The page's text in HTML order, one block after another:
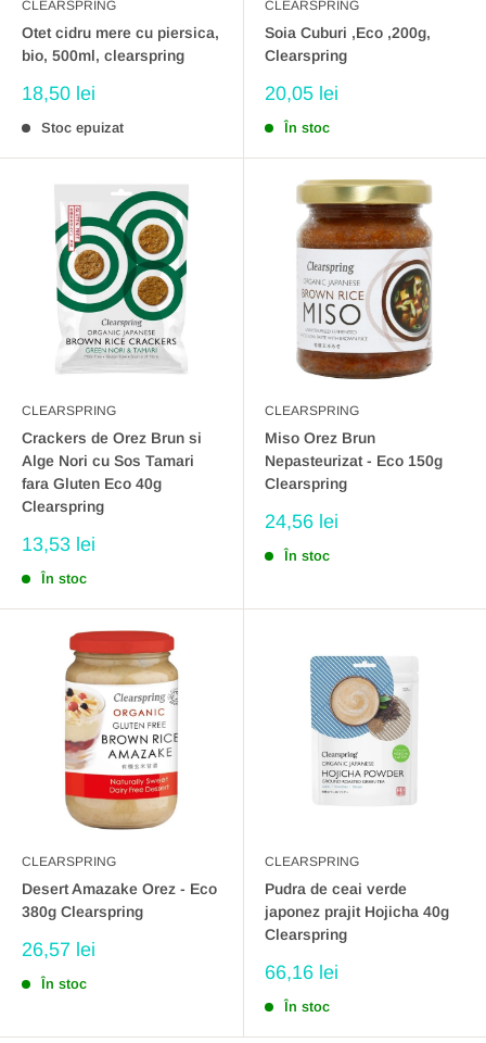
CLEARSPRING
Otet cidru mere cu piersica,
bio, 500ml, clearspring
Preț
18,50 lei
Stoc epuizat
CLEARSPRING
Soia Cuburi ,Eco ,200g,
Clearspring
Preț
20,05 lei
În stoc
CLEARSPRING
Crackers de Orez Brun si
Alge Nori cu Sos Tamari
fara Gluten Eco 40g
Clearspring
Preț
13,53 lei
În stoc
CLEARSPRING
Miso Orez Brun
Nepasteurizat - Eco 150g
Clearspring
Preț
24,56 lei
În stoc
CLEARSPRING
Desert Amazake Orez - Eco
380g Clearspring
Preț
26,57 lei
În stoc
CLEARSPRING
Pudra de ceai verde
japonez prajit Hojicha 40g
Clearspring
Preț
66,16 lei
În stoc